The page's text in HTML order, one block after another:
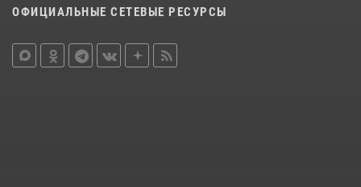
ОФИЦИАЛЬНЫЕ СЕТЕВЫЕ РЕСУРСЫ